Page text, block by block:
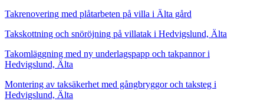
Takrenovering med plåtarbeten på villa i Älta gård
Takskottning och snöröjning på villatak i Hedvigslund, Älta
Takomläggning med ny underlagspapp och takpannor i
Hedvigslund, Älta
Montering av taksäkerhet med gångbryggor och taksteg i
Hedvigslund, Älta